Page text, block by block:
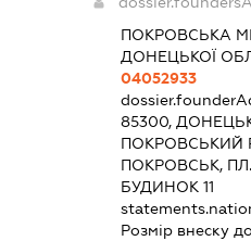
ПОКРОВСЬКА
ДОНЕЦЬКОЇ
04052933
85300,
ПОКРОВСЬКИЙ
ПОКРОВСЬК,
БУДИНОК 11
Розмір внеску